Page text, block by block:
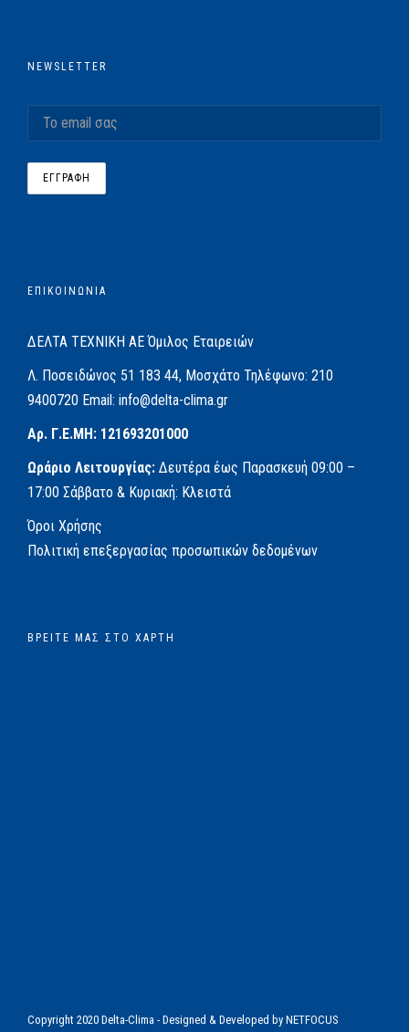
NEWSLETTER
ΕΠΙΚΟΙΝΩΝΙΑ
ΔΕΛΤΑ ΤΕΧΝΙΚΗ ΑΕΌμιλος Εταιρειών
Λ. Ποσειδώνος 51 183 44, Μοσχάτο Τηλέφωνο: 210
9400720 Email: info@delta-clima.gr
Αρ. Γ.Ε.ΜΗ: 121693201000
Ωράριο Λειτουργίας: Δευτέρα έως Παρασκευή 09:00 –
17:00 Σάββατο & Κυριακή: Κλειστά
Όροι Χρήσης
Πολιτική επεξεργασίας προσωπικών δεδομένων
ΒΡΕΊΤΕ ΜΑΣ ΣΤΟ ΧΆΡΤΗ
Copyright 2020 Delta-Clima - Designed & Developed by NETFOCUS